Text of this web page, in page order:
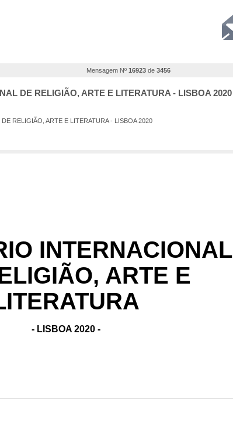
Mensagem Nº 16923 de 3456
DE RELIGIÃO, ARTE E LITERATURA - LISBOA 2020
RELIGIÃO, ARTE E LITERATURA - LISBOA 2020
INTERNACIONAL
ARTE E
- LISBOA 2020 -